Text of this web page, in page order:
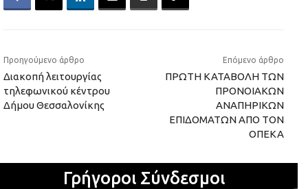
Προηγούμενο άρθρο
Διακοπή λειτουργίας
τηλεφωνικού κέντρου
Δήμου Θεσσαλονίκης
Επόμενο άρθρο
ΠΡΩΤΗ ΚΑΤΑΒΟΛΗ ΤΩΝ
ΠΡΟΝΟΙΑΚΩΝ
ΑΝΑΠΗΡΙΚΩΝ
ΕΠΙΔΟΜΑΤΩΝ ΑΠΟ ΤΟΝ
ΟΠΕΚΑ
Γρήγοροι Σύνδεσμοι